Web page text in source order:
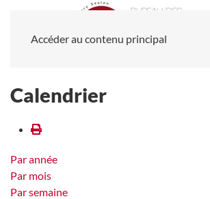
Accéder au contenu principal
Calendrier
Par année
Par mois
Par semaine